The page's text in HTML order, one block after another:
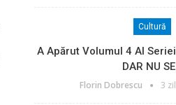
Cultură
A Apărut Volumul 4 Al Seriei
DAR NU
Florin Dobrescu 3